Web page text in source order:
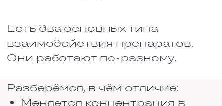
его вместе с другим
лекарством, и оно просто не
успело всосаться, вышло
наружу. Толку ноль. То же
есть в желудке, и выводит.
Вместе с токсинами он